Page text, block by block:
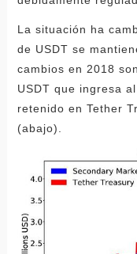
La situación ha
de USDT se
cambios en 2018
USDT que ingresa
retenido en Tether
(abajo).